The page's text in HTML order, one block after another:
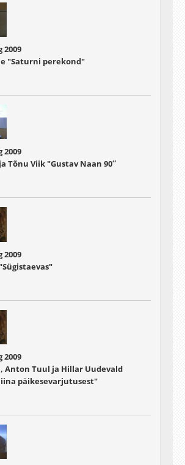
"Saturni perekond"
Tõnu Viik "Gustav Naan 90″
Anton Tuul ja Hillar Uudevald
päikesevarjutusest"